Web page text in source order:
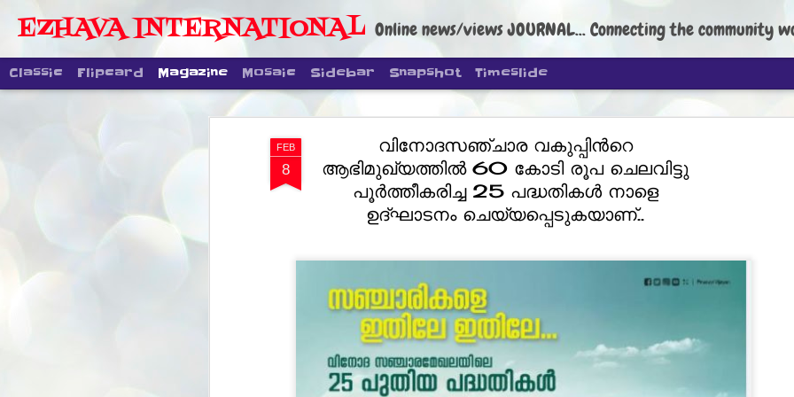
FEB
8
വിനോദസഞ്ചാര വകുപ്പിന്‍റെ
ആഭിമുഖ്യത്തില്‍ 60 കോടി രൂപ ചെലവിട്ടു
പൂര്‍ത്തീകരിച്ച 25 പദ്ധതികൾ നാളെ
ഉദ്ഘാടനം ചെയ്യപ്പെടുകയാണ്..
EZHAVA INTERNATIONAL Online news/views JOURNAL... Connecting the community worldwide
Classic Flipcard Magazine Mosaic Sidebar Snapshot Timeslide
4
regroup,
NEW DELHI: Cockroach
the group’s immediate